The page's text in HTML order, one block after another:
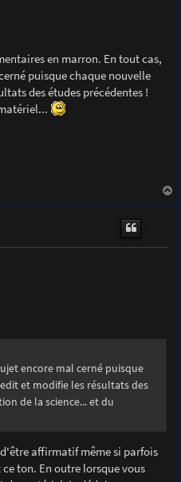
en marron. En tout cas,
puisque chaque nouvelle
des études précédentes !
encore mal cerné puisque
et modifie les résultats des
de la science... et du
affirmatif même si parfois
ton. En outre lorsque vous